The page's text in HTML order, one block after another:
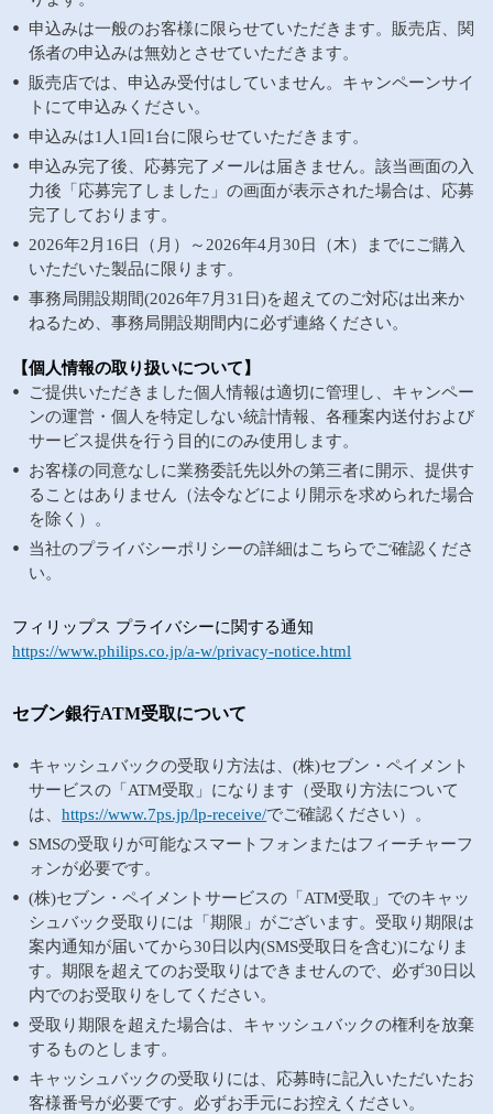
申込みは一般のお客様に限らせていただきます。販売店、関
係者の申込みは無効とさせていただきます。
販売店では、申込み受付はしていません。キャンペーンサイ
トにて申込みください。
申込みは1人1回1台に限らせていただきます。
申込み完了後、応募完了メールは届きません。該当画面の入
力後「応募完了しました」の画面が表示された場合は、応募
完了しております。
2026年2月16日（月）～2026年4月30日（木）までにご購入
いただいた製品に限ります。
事務局開設期間(2026年7月31日)を超えてのご対応は出来か
ねるため、事務局開設期間内に必ず連絡ください。
【個人情報の取り扱いについて】
ご提供いただきました個人情報は適切に管理し、キャンペー
ンの運営・個人を特定しない統計情報、各種案内送付および
サービス提供を行う目的にのみ使用します。
お客様の同意なしに業務委託先以外の第三者に開示、提供す
ることはありません（法令などにより開示を求められた場合
を除く）。
当社のプライバシーポリシーの詳細はこちらでご確認くださ
い。
フィリップス プライバシーに関する通知
https://www.philips.co.jp/a-w/privacy-notice.html
セブン銀行ATM受取について
キャッシュバックの受取り方法は、(株)セブン・ペイメント
サービスの「ATM受取」になります（受取り方法について
は、https://www.7ps.jp/lp-receive/でご確認ください）。
SMSの受取りが可能なスマートフォンまたはフィーチャーフ
ォンが必要です。
(株)セブン・ペイメントサービスの「ATM受取」でのキャッ
シュバック受取りには「期限」がございます。受取り期限は
案内通知が届いてから30日以内(SMS受取日を含む)になりま
す。期限を超えてのお受取りはできませんので、必ず30日以
内でのお受取りをしてください。
受取り期限を超えた場合は、キャッシュバックの権利を放棄
するものとします。
キャッシュバックの受取りには、応募時に記入いただいたお
客様番号が必要です。必ずお手元にお控えください。